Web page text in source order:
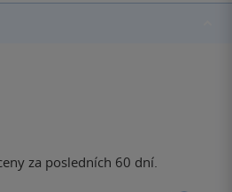
za posledních 60 dní.